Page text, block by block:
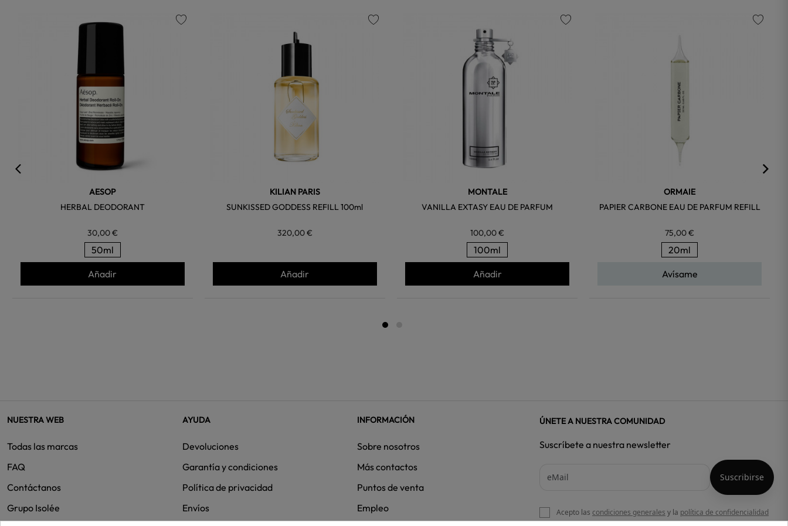
AESOP
HERBAL DEODORANT
30,00 €
50ml
Añadir
KILIAN PARIS
SUNKISSED GODDESS REFILL 100ml
320,00 €
Añadir
MONTALE
VANILLA EXTASY EAU DE PARFUM
100,00 €
100ml
Añadir
ORMAIE
PAPIER CARBONE EAU DE PARFUM REFILL
75,00 €
20ml
Avísame
NUESTRA WEB
Todas las marcas
FAQ
Contáctanos
Grupo Isolée
AYUDA
Devoluciones
Garantía y condiciones
Política de privacidad
Envíos
INFORMACIÓN
Sobre nosotros
Más contactos
Puntos de venta
Empleo
ÚNETE A NUESTRA COMUNIDAD
Suscríbete a nuestra newsletter
Acepto las condiciones generales y la política de confidencialidad